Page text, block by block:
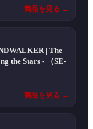
商品を見る →
| The
the Stars - （SE-
商品を見る →